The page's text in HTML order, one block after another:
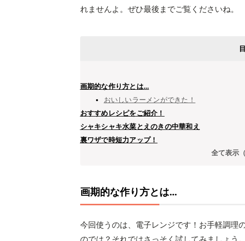
れませんよ。ぜひ最後までご覧くださいね。
画期的な作り方とは…
おいしいラーメンができた！
おすすめレシピをご紹介！
シャキシャキ水菜とえのきの中華和え
裏ワザで時短力アップ！
全て表示
画期的な作り方とは…
今回使うのは、電子レンジです！お手軽調理
のでは？それではさっそく試してみましょう